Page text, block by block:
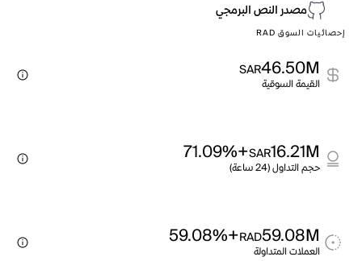
مصدر النص البرمجي
إحصائيات السوق RAD
46.50M
SAR
القيمة السوقية
16.21M
SAR
+71.09%
حجم التداول (24 ساعة)
59.08M
RAD
+59.08%
العملات المتداولة